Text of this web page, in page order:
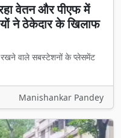
वेतन और पीएफ में
ने ठेकेदार के खिलाफ
रखने वाले सबस्टेशनों के प्लेसमेंट
Manishankar Pandey